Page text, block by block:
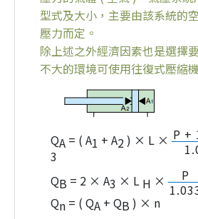
型式及大小，主要由該系統的
壓力而定。
除上述之外經濟因素也是選擇
不大的環境可使用往復式壓縮
QA = ( A1 + A2) × L × P +
3
QB = 2 × A3 × L H ×
P
Qn = ( QA + QB ) × n